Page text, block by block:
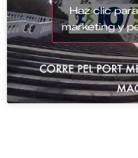
Haz clic
marketing y